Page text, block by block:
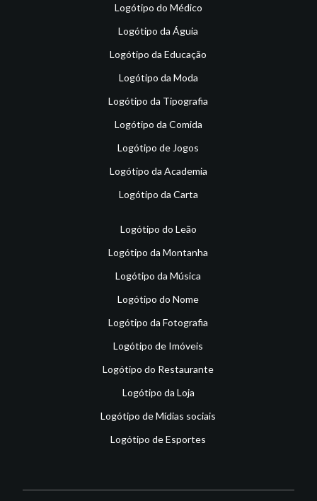
Logótipo do Médico
Logótipo da Águia
Logótipo da Educação
Logótipo da Moda
Logótipo da Tipografia
Logótipo da Comida
Logótipo de Jogos
Logótipo da Academia
Logótipo da Carta
Logótipo do Leão
Logótipo da Montanha
Logótipo da Música
Logótipo do Nome
Logótipo da Fotografia
Logótipo de Imóveis
Logótipo do Restaurante
Logótipo da Loja
Logótipo de Mídias sociais
Logótipo de Esportes